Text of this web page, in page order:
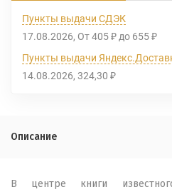
Пункты выдачи СДЭК
17.08.2026 От 405 ₽ до 655 ₽
Пункты выдачи
14.08.2026 324,30 ₽
Описание
В центре книги